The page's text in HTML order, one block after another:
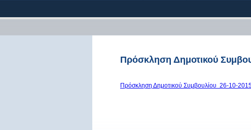
Πρόσκληση Δημοτικού
Πρόσκληση Δημοτικού Συμβουλίου 26-10-